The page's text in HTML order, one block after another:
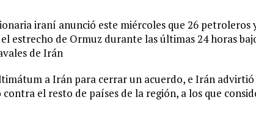
iraní anunció este miércoles que 26 petroleros
estrecho de Ormuz durante las últimas 24 horas
de Irán
a Irán para cerrar un acuerdo, e Irán advirtió
el resto de países de la región, a los que